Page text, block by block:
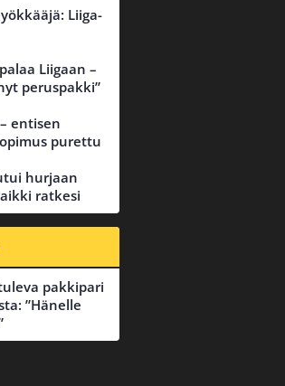
Liiga-
Liigaan –
peruspakki”
entisen
purettu
hurjaan
ratkesi
pakkipari
”Hänelle